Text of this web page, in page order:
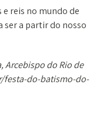
reis no mundo de
ser a partir do nosso
Arcebispo do Rio de
festa-do-batismo-do-